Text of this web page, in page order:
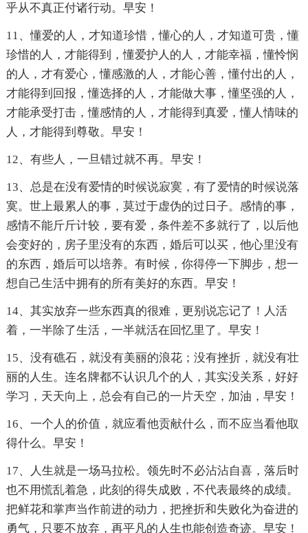
乎从不真正付诸行动。早安！
11、懂爱的人，才知道珍惜，懂心的人，才知道可贵，懂
珍惜的人，才能得到，懂爱护人的人，才能幸福，懂怜悯
的人，才有爱心，懂感激的人，才能心善，懂付出的人，
才能得到回报，懂选择的人，才能做大事，懂坚强的人，
才能承受打击，懂感情的人，才能得到真爱，懂人情味的
人，才能得到尊敬。早安！
12、有些人，一旦错过就不再。早安！
13、总是在没有爱情的时候说寂寞，有了爱情的时候说落
寞。世上最累人的事，莫过于虚伪的过日子。感情的事，
感情不能斤斤计较，要有爱，条件差不多就行了，以后他
会变好的，房子里没有的东西，婚后可以买，他心里没有
的东西，婚后可以培养。有时候，你得停一下脚步，想一
想自己生活中拥有的所有美好的东西。早安！
14、其实放弃一些东西真的很难，更别说忘记了！人活
着，一半除了生活，一半就活在回忆里了。早安！
15、没有礁石，就没有美丽的浪花；没有挫折，就没有壮
丽的人生。连名牌都不认识几个的人，其实没关系，好好
学习，天天向上，总会有自己的一片天空，加油，早安！
16、一个人的价值，就应看他贡献什么，而不应当看他取
得什么。早安！
17、人生就是一场马拉松。领先时不必沾沾自喜，落后时
也不用慌乱着急，此刻的得失成败，不代表最终的成绩。
把鲜花和掌声当作前进的动力，把挫折和失败化为奋进的
勇气，只要不放弃，再平凡的人生也能创造奇迹。早安！